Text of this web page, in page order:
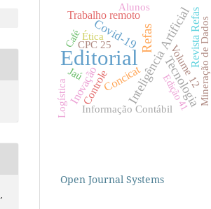
Editorial
Refas
Inteligência Artificial
Tecnologia
Covid-19 Revista Refas
InovaçãoConcicat
Trabalho remoto
Informação Contábil
CPC 25
Jaú
Alunos
Mineração de Dados
Volume 12
Controle
Ética
Logística Edição 41
Café
Open Journal Systems